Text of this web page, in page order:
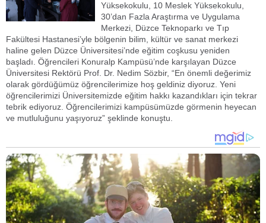
Yüksekokulu, 10 Meslek Yüksekokulu,
30’dan Fazla Araştırma ve Uygulama
Merkezi, Düzce Teknoparkı ve Tıp
Fakültesi Hastanesi’yle bölgenin bilim, kültür ve sanat merkezi
haline gelen Düzce Üniversitesi’nde eğitim coşkusu yeniden
başladı. Öğrencileri Konuralp Kampüsü’nde karşılayan Düzce
Üniversitesi Rektörü Prof. Dr. Nedim Sözbir, “En önemli değerimiz
olarak gördüğümüz öğrencilerimize hoş geldiniz diyoruz. Yeni
öğrencilerimizi Üniversitemizde eğitim hakkı kazandıkları için tekrar
tebrik ediyoruz. Öğrencilerimizi kampüsümüzde görmenin heyecan
ve mutluluğunu yaşıyoruz” şeklinde konuştu.